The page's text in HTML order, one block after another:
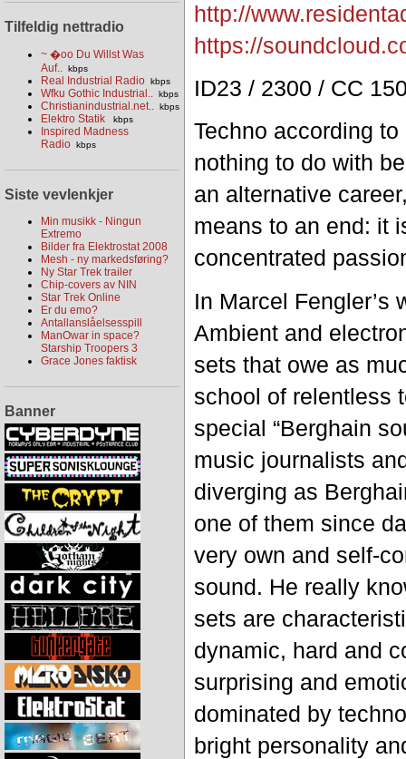
Tilfeldig nettradio
~ �oo Du Willst Was
Auf.. kbps
Real Industrial Radio kbps
Wfku Gothic Industrial.. kbps
Christianindustrial.net.. kbps
Elektro Statik kbps
Inspired Madness
Radio kbps
Siste vevlenkjer
Min musikk - Ningun
Extremo
Bilder fra Elektrostat 2008
Mesh - ny markedsføring?
Ny Star Trek trailer
Chip-covers av NIN
Star Trek Online
Er du emo?
Antallanslåelsesspill
ManOwar in space?
Starship Troopers 3
Grace Jones faktisk
Banner
http://
https://
ID23 / 2300 / CC
Techno according
nothing to do with
an alternative
means to an end: it
concentrated
In Marcel Fengler’s
Ambient and
sets that owe as
school of relentless
special “Berghain
music journalists
diverging as
one of them since
very own and self-
sound. He really
sets are
dynamic, hard and
surprising and
dominated by
bright personality